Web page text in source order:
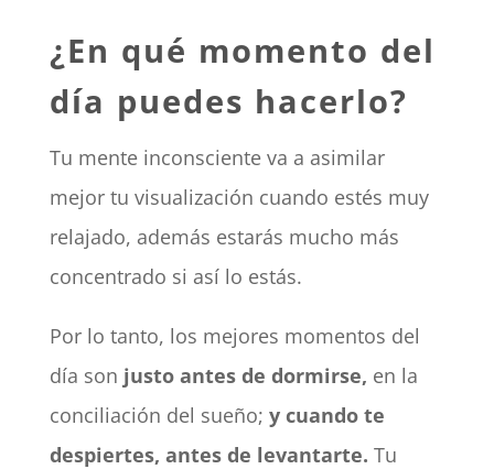
¿En qué momento del
día puedes hacerlo?
Tu mente inconsciente va a asimilar
mejor tu visualización cuando estés muy
relajado, además estarás mucho más
concentrado si así lo estás.
Por lo tanto, los mejores momentos del
día son justo antes de dormirse, en la
conciliación del sueño; y cuando te
despiertes, antes de levantarte. Tu